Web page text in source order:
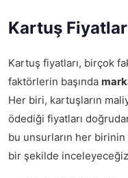
Kartuş
Kartuş fiyatları, birçok
faktörlerin başında
Her biri, kartuşların
ödediği fiyatları
bu unsurların her
bir şekilde